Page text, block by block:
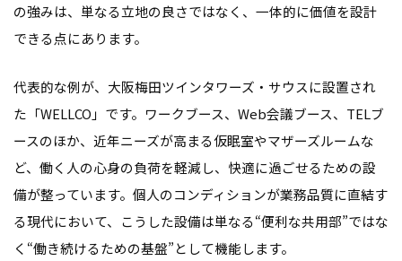
の強みは、単なる立地の良さではなく、一体的に価値を設計
できる点にあります。
代表的な例が、大阪梅田ツインタワーズ・サウスに設置され
た「WELLCO」です。ワークブース、Web会議ブース、TELブ
ースのほか、近年ニーズが高まる仮眠室やマザーズルームな
ど、働く人の心身の負荷を軽減し、快適に過ごせるための設
備が整っています。個人のコンディションが業務品質に直結す
る現代において、こうした設備は単なる“便利な共用部”ではな
く“働き続けるための基盤”として機能します。